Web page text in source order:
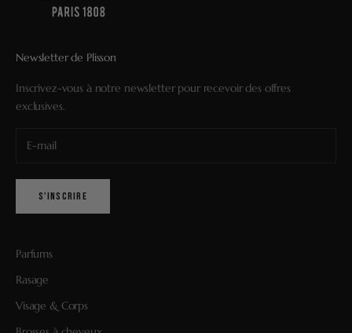
Newsletter de Plisson
Inscrivez-vous à notre newsletter pour recevoir des offres
exclusives.
S'INSCRIRE
Parfums
Rasage
Visage & Corps